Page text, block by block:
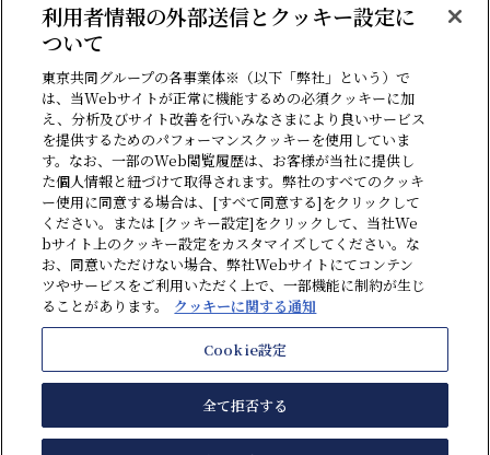
お問い合わせください。
情報セキュリティ方針 プライバシーポリシー ソーシャルメディアポリシー
クッキーに関する通知 反社会勢力に対する基本方針 贈収賄・汚職防止方針
利用者情報の外部送信とクッキー設定に
ついて
東京共同グループの各事業体※（以下「弊社」という）で
は、当Webサイトが正常に機能するめの必須クッキーに加
え、分析及びサイト改善を行いみなさまにより良いサービス
を提供するためのパフォーマンスクッキーを使用していま
す。なお、一部のWeb閲覧履歴は、お客様が当社に提供し
た個人情報と紐づけて取得されます。弊社のすべてのクッキ
ー使用に同意する場合は、[すべて同意する]をクリックして
ください。または [クッキー設定]をクリックして、当社We
bサイト上のクッキー設定をカスタマイズしてください。な
お、同意いただけない場合、弊社Webサイトにてコンテン
ツやサービスをご利用いただく上で、一部機能に制約が生じ
ることがあります。
クッキーに関する通知
Cookie設定
全て拒否する